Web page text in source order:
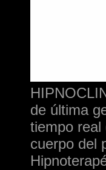
de última
tiempo real
cuerpo del